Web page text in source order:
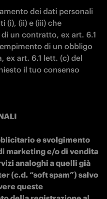
dei dati personali
(i), (ii) e (iii) che
un contratto, ex art. 6.1
di un obbligo
ex art. 6.1 lett. (c) del
il tuo consenso
e svolgimento
marketing e/o di vendita
analoghi a quelli già
(c.d. “soft spam”) salvo
queste